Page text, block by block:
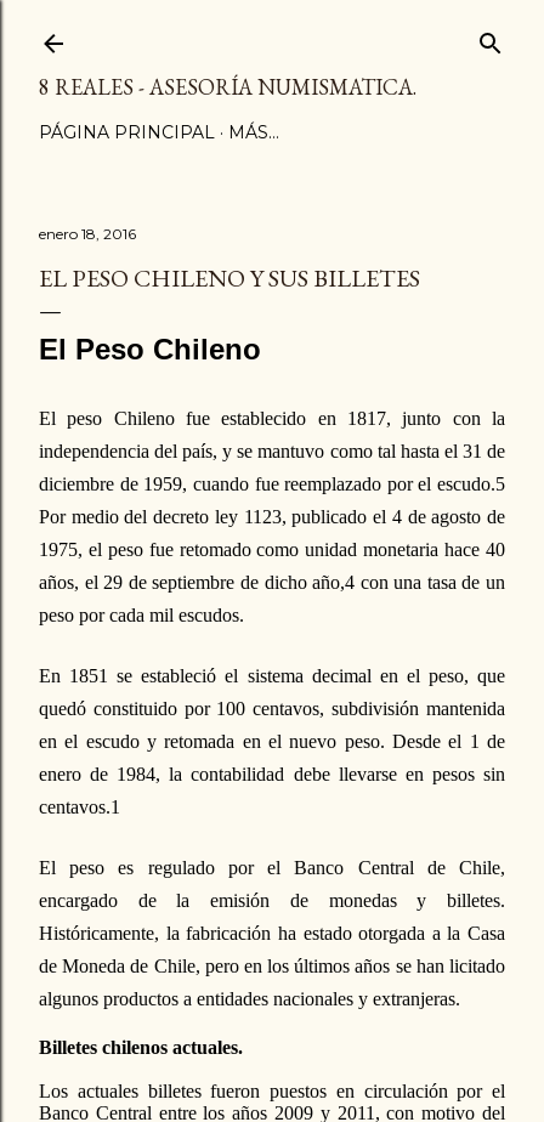
8 REALES - ASESORÍA NUMISMATICA.
PÁGINA PRINCIPAL MÁS…
enero 18, 2016
EL PESO CHILENO Y SUS BILLETES
El Peso Chileno
El peso Chileno fue establecido en 1817, junto con la
independencia del país, y se mantuvo como tal hasta el 31 de
diciembre de 1959, cuando fue reemplazado por el escudo.5
Por medio del decreto ley 1123, publicado el 4 de agosto de
1975, el peso fue retomado como unidad monetaria hace 40
años, el 29 de septiembre de dicho año,4 con una tasa de un
peso por cada mil escudos.
En 1851 se estableció el sistema decimal en el peso, que
quedó constituido por 100 centavos, subdivisión mantenida
en el escudo y retomada en el nuevo peso. Desde el 1 de
enero de 1984, la contabilidad debe llevarse en pesos sin
centavos.1
El peso es regulado por el Banco Central de Chile,
encargado de la emisión de monedas y billetes.
Históricamente, la fabricación ha estado otorgada a la Casa
de Moneda de Chile, pero en los últimos años se han licitado
algunos productos a entidades nacionales y extranjeras.
Billetes chilenos actuales.
Los actuales billetes fueron puestos en circulación por el
Banco Central entre los años 2009 y 2011, con motivo del